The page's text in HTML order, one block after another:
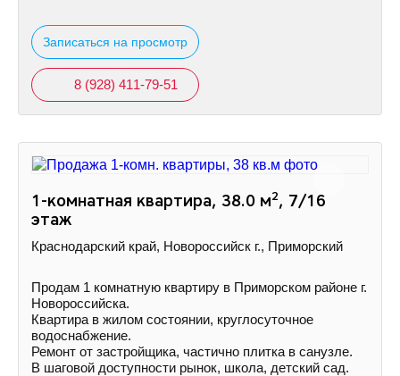
Записаться на просмотр
8 (928) 411-79-51
1-комнатная квартира, 38.0 м2, 7/16
этаж
Краснодарский край, Новороссийск г., Приморский
Продам 1 комнатную квартиру в Приморском районе г.
Новороссийска.
Квартира в жилом состоянии, круглосуточное
водоснабжение.
Ремонт от застройщика, частично плитка в санузле.
В шаговой доступности рынок, школа, детский сад.